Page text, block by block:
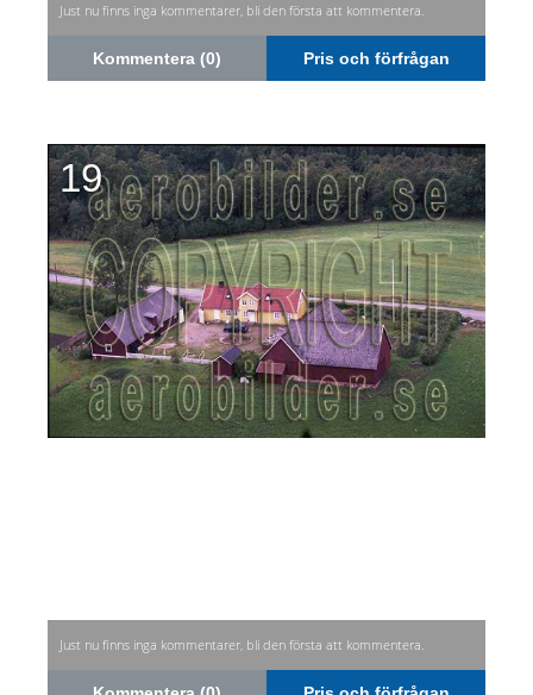
Just nu finns inga kommentarer, bli den första att kommentera.
Kommentera (0) Pris och förfrågan
19
Just nu finns inga kommentarer, bli den första att kommentera.